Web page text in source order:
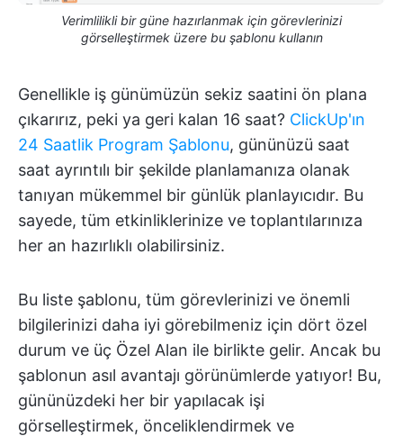
Verimlilikli bir güne hazırlanmak için görevlerinizi
görselleştirmek üzere bu şablonu kullanın
Genellikle iş günümüzün sekiz saatini ön plana
çıkarırız, peki ya geri kalan 16 saat? ClickUp'ın
24 Saatlik Program Şablonu, gününüzü saat
saat ayrıntılı bir şekilde planlamanıza olanak
tanıyan mükemmel bir günlük planlayıcıdır. Bu
sayede, tüm etkinliklerinize ve toplantılarınıza
her an hazırlıklı olabilirsiniz.
Bu liste şablonu, tüm görevlerinizi ve önemli
bilgilerinizi daha iyi görebilmeniz için dört özel
durum ve üç Özel Alan ile birlikte gelir. Ancak bu
şablonun asıl avantajı görünümlerde yatıyor! Bu,
gününüzdeki her bir yapılacak işi
görselleştirmek, önceliklendirmek ve